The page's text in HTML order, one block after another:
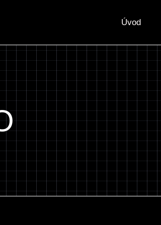
Úvod